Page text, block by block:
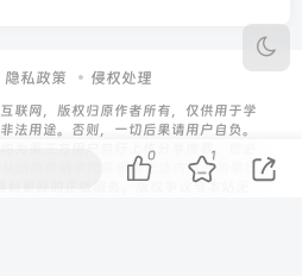
隐私政策 侵权处理
联网，版权归原作者所有，仅供用于学
法用途。否则，一切后果请用户自负。
为第三方用户自行上传分享推荐。您必
您的电脑中彻底删除上述内容。如果您
到更好的正版服务。版权争议与本站无
0 1